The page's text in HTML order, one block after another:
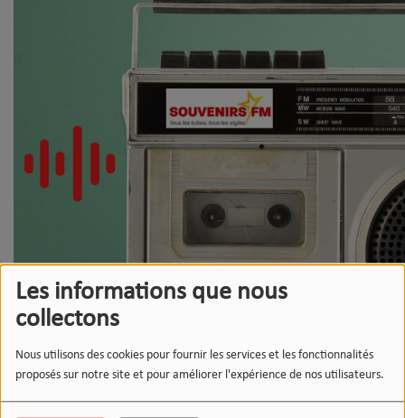
Les informations que nous
collectons
Nous utilisons des cookies pour fournir les services et les fonctionnalités
proposés sur notre site et pour améliorer l'expérience de nos utilisateurs.